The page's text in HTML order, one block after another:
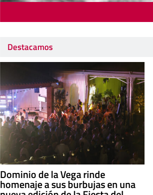
Destacamos
Dominio de la Vega rinde
homenaje a sus burbujas en una